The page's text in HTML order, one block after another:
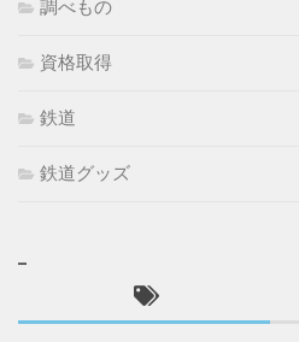
調べもの
資格取得
鉄道
鉄道グッズ